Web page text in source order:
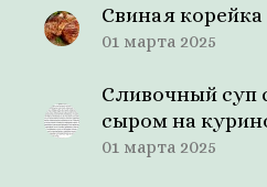
Свиная корейка
01 марта 2025
Сливочный суп
сыром на
01 марта 2025